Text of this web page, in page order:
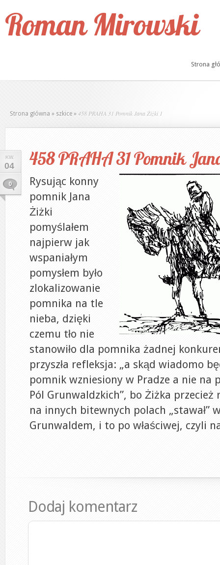
Roman Mirowski
Strona
Strona główna » szkice » 458 PRAHA 31 Pomnik Jana Żiżki 1
KW.
04
0
458 PRAHA 31 Pomnik
Rysując konny
pomnik Jana
Żiżki
pomyślałem
najpierw jak
wspaniałym
pomysłem było
zlokalizowanie
pomnika na tle
nieba, dzięki
czemu tło nie
stanowiło dla pomnika żadnej
przyszła refleksja: „a skąd wiadomo
pomnik wzniesiony w Pradze a nie na
Pól Grunwaldzkich”, bo Żiżka
na innych bitewnych polach „stawał”
Grunwaldem, i to po właściwej, czyli
Dodaj komentarz